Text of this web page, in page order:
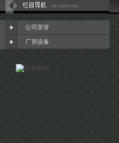
公司荣誉
厂房设备
：